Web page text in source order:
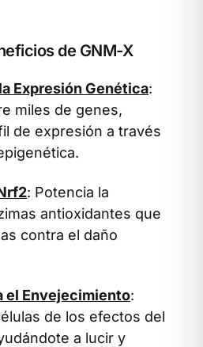
de GNM-X
Expresión Genética:
miles de genes,
de expresión a través
: Potencia la
antioxidantes que
contra el daño
el Envejecimiento:
de los efectos del
a lucir y